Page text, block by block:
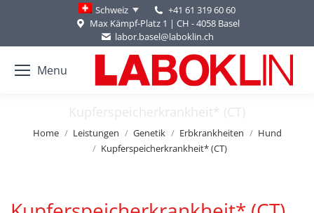
Schweiz
+41 61 319 60 60
Max Kämpf-Platz 1 | CH - 4058 Basel
labor.basel@laboklin.ch
Menu
Kupferspeicherkrankheit* (CT)
You are here:
Home Leistungen Genetik Erbkrankheiten
Hund
Kupferspeicherkrankheit* (CT)